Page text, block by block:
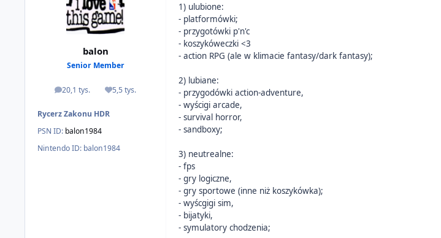
balon
Senior Member
20,1 tys.
odpowiedzi 5,5 tys.
Reputacja
Rycerz Zakonu HDR
PSN ID: balon1984
Nintendo ID: balon1984
1) ulubione:
- platformówki;
- przygotówki p'n'c
- koszykóweczki <3
- action RPG (ale w klimacie fantasy/dark fantasy);
2) lubiane:
- przygodówki action-adventure,
- wyścigi arcade,
- survival horror,
- sandboxy;
3) neutrealne:
- fps
- gry logiczne,
- gry sportowe (inne niż koszykówka);
- wyścgigi sim,
- bijatyki,
- symulatory chodzenia;